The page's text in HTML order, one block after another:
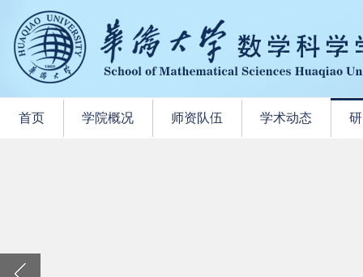
首页 学院概况 师资队伍 学术动态